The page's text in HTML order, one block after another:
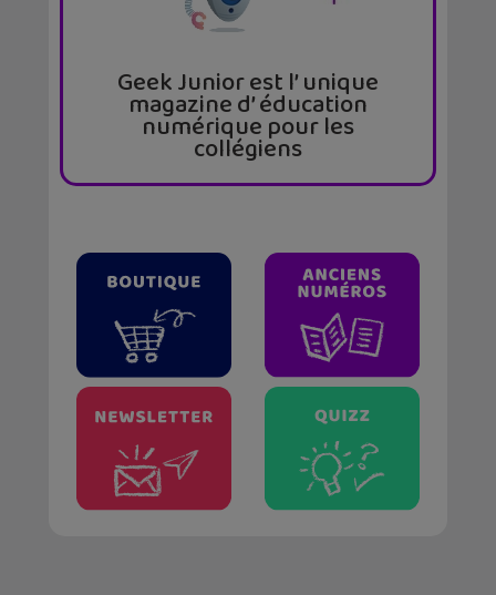
Geek Junior est l’ unique
magazine d’ éducation
numérique pour les
collégiens